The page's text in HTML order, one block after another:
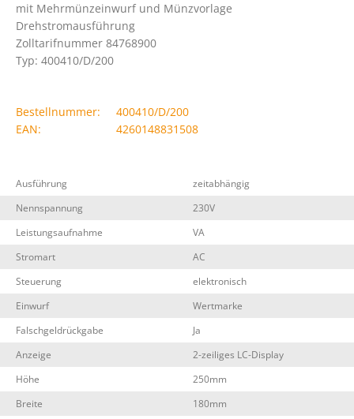
mit Mehrmünzeinwurf und Münzvorlage
Drehstromausführung
Zolltarifnummer 84768900
Typ: 400410/D/200
Bestellnummer:
400410/D/200
EAN:
4260148831508
Ausführung
zeitabhängig
Nennspannung
230V
Leistungsaufnahme
VA
Stromart
AC
Steuerung
elektronisch
Einwurf
Wertmarke
Falschgeldrückgabe
Ja
Anzeige
2-zeiliges LC-Display
Höhe
250mm
Breite
180mm